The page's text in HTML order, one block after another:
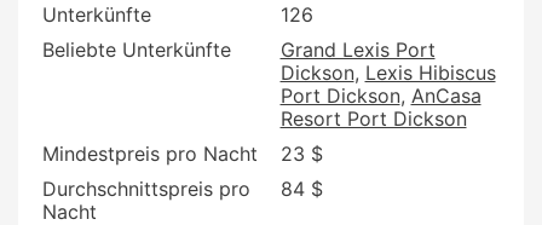
Unterkünfte
126
Beliebte Unterkünfte
Grand Lexis Port
Dickson Lexis Hibiscus
Port Dickson AnCasa
Resort Port Dickson
Mindestpreis pro Nacht
23 $
Durchschnittspreis pro
Nacht
84 $